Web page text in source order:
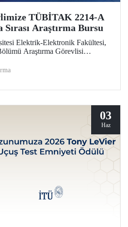
TÜBİTAK 2214-A
Sırası Araştırma Bursu
Elektrik-Elektronik Fakültesi,
Araştırma Görevlisi
desteklenmeye hak
03
Haz